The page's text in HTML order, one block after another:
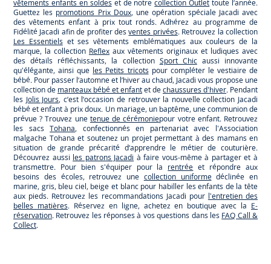
vêtements enfants en soldeset de notrecollection Outlet toute l’année.
Guettez les promotions Prix Doux, une opération spéciale Jacadi avec
des vêtements enfant à prix tout ronds. Adhérez au programme de
Fidélité Jacadi afin de profiter desventes privées. Retrouvez la collection
Les Essentielset ses vêtements emblématiques aux couleurs de la
marque, la collection Reflex aux vêtements originaux et ludiques avec
des détails réfléchissants, la collection Sport Chicaussi innovante
qu'élégante, ainsi que les Petits tricotspour compléter le vestiaire de
bébé. Pour passer l’automne et l’hiver au chaud, Jacadi vous propose une
collection de manteaux bébé et enfantet dechaussures d'hiver. Pendant
les Jolis Jours, c’est l’occasion de retrouver la nouvelle collection Jacadi
bébé et enfant à prix doux. Un mariage, un baptême, une communion de
prévue ? Trouvez une tenue de cérémoniepour votre enfant. Retrouvez
les sacsTohana, confectionnés en partenariat avec l'Association
malgache Tohana et soutenez un projet permettant à des mamans en
situation de grande précarité d’apprendre le métier de couturière.
Découvrez aussi les patrons Jacadi à faire vous-même à partager et à
transmettre. Pour bien s'équiper pour la rentrée et répondre aux
besoins des écoles, retrouvez une collection uniformedéclinée en
marine, gris, bleu ciel, beige et blanc pour habiller les enfants de la tête
aux pieds. Retrouvez les recommandations Jacadi pour l'entretien des
belles matières. Réservez en ligne, achetez en boutique avec la E-
réservation. Retrouvez les réponses à vos questions dans les FAQ Call &
Collect.